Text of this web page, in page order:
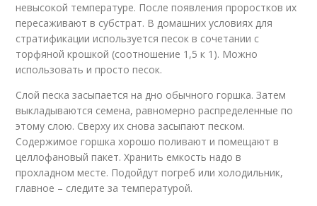
невысокой температуре. После появления проростков их
пересаживают в субстрат. В домашних условиях для
стратификации используется песок в сочетании с
торфяной крошкой (соотношение 1,5 к 1). Можно
использовать и просто песок.
Слой песка засыпается на дно обычного горшка. Затем
выкладываются семена, равномерно распределенные по
этому слою. Сверху их снова засыпают песком.
Содержимое горшка хорошо поливают и помещают в
целлофановый пакет. Хранить емкость надо в
прохладном месте. Подойдут погреб или холодильник,
главное – следите за температурой.